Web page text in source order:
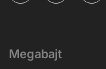
Megabajt